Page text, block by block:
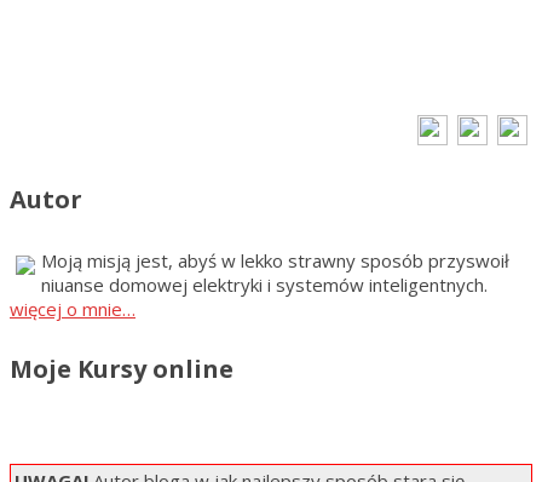
Autor
Moją misją jest, abyś w lekko strawny sposób przyswoił
niuanse domowej elektryki i systemów inteligentnych.
więcej o mnie…
Moje Kursy online